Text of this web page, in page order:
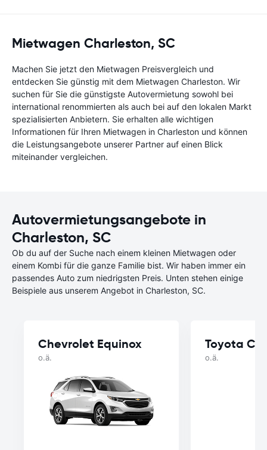
Mietwagen Charleston, SC
Machen Sie jetzt den Mietwagen Preisvergleich und
entdecken Sie günstig mit dem Mietwagen Charleston. Wir
suchen für Sie die günstigste Autovermietung sowohl bei
international renommierten als auch bei auf den lokalen Markt
spezialisierten Anbietern. Sie erhalten alle wichtigen
Informationen für Ihren Mietwagen in Charleston und können
die Leistungsangebote unserer Partner auf einen Blick
miteinander vergleichen.
Autovermietungsangebote in
Charleston, SC
Ob du auf der Suche nach einem kleinen Mietwagen oder
einem Kombi für die ganze Familie bist. Wir haben immer ein
passendes Auto zum niedrigsten Preis. Unten stehen einige
Beispiele aus unserem Angebot in Charleston, SC.
Chevrolet Equinox
o.ä.
Toyota
o.ä.